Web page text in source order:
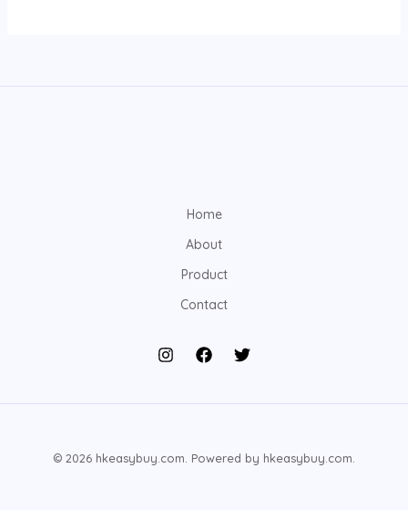
Home
About
Product
Contact
© 2026 hkeasybuy.com. Powered by hkeasybuy.com.